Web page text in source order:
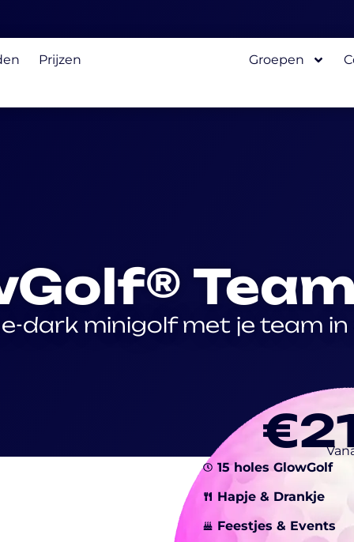
Prijzen Groepen
dark minigolf met je team
15 holes GlowGolf
Hapje & Drankje
Feestjes & Events